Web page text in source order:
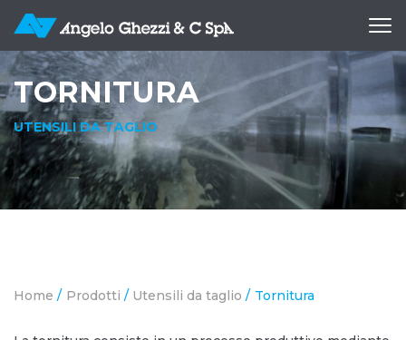
Apri
TORNITURA
UTENSILI DA TAGLIO
Home / Prodotti / Utensili da taglio / Tornitura